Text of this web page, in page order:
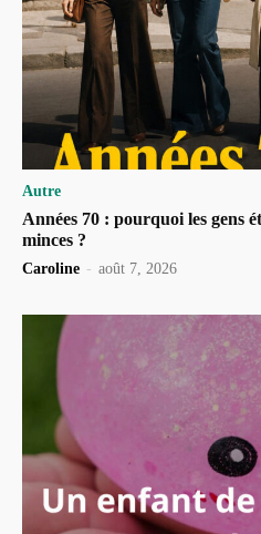
Autre
Années 70 : pourquoi les gens
minces ?
Caroline - août 7, 2026